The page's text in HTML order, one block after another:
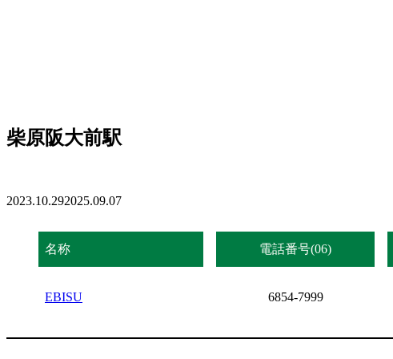
柴原阪大前駅
2023.10.292025.09.07
名称 電話番号(06)
EBISU 6854-7999